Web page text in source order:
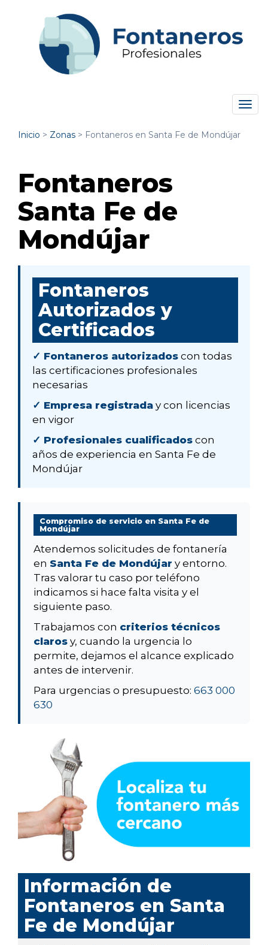
Inicio > Zonas > Fontaneros en Santa Fe de Mondújar
Fontaneros
Santa Fe de
Mondújar
Fontaneros
Autorizados y
Certificados
✓ Fontaneros autorizados con todas
las certificaciones profesionales
necesarias
✓ Empresa registrada y con licencias
en vigor
✓ Profesionales cualificados con
años de experiencia en Santa Fe de
Mondújar
Compromiso de servicio en Santa Fe de
Mondújar
Atendemos solicitudes de fontanería
en Santa Fe de Mondújar y entorno.
Tras valorar tu caso por teléfono
indicamos si hace falta visita y el
siguiente paso.
Trabajamos con criterios técnicos
claros y, cuando la urgencia lo
permite, dejamos el alcance explicado
antes de intervenir.
Para urgencias o presupuesto: 663 000
630
Información de
Fontaneros en Santa
Fe de Mondújar